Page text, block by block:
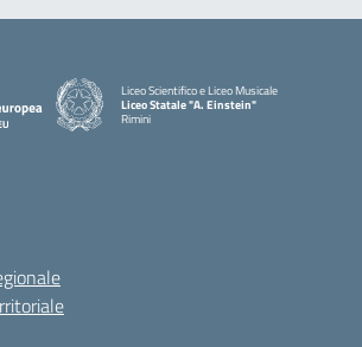
Liceo Scientifico e Liceo Musicale
Liceo Statale "A. Einstein"
Rimini